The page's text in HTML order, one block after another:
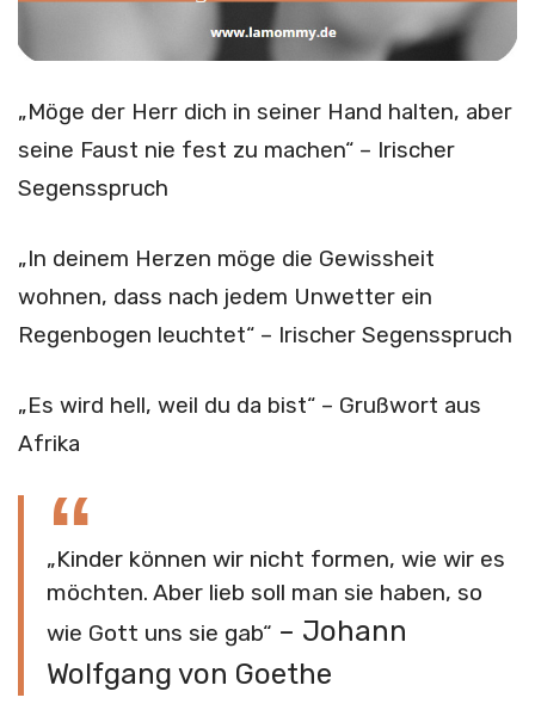
„Möge der Herr dich in seiner Hand halten, aber
seine Faust nie fest zu machen“ – Irischer
Segensspruch
„In deinem Herzen möge die Gewissheit
wohnen, dass nach jedem Unwetter ein
Regenbogen leuchtet“ – Irischer Segensspruch
„Es wird hell, weil du da bist“ – Grußwort aus
Afrika
„Kinder können wir nicht formen, wie wir es
möchten. Aber lieb soll man sie haben, so
wie Gott uns sie gab“ – Johann
Wolfgang von Goethe